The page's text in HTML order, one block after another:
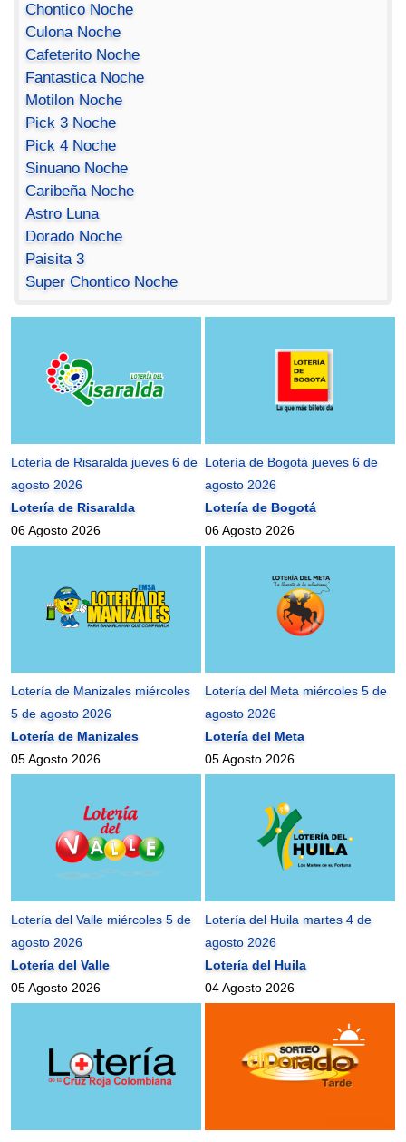
Chontico Noche
Culona Noche
Cafeterito Noche
Fantastica Noche
Motilon Noche
Pick 3 Noche
Pick 4 Noche
Sinuano Noche
Caribeña Noche
Astro Luna
Dorado Noche
Paisita 3
Super Chontico Noche
Lotería de Risaralda jueves 6 de
agosto 2026
Lotería de Risaralda
06 Agosto 2026
Lotería de Bogotá jueves 6 de
agosto 2026
Lotería de Bogotá
06 Agosto 2026
Lotería de Manizales miércoles
5 de agosto 2026
Lotería de Manizales
05 Agosto 2026
Lotería del Meta miércoles 5 de
agosto 2026
Lotería del Meta
05 Agosto 2026
Lotería del Valle miércoles 5 de
agosto 2026
Lotería del Valle
05 Agosto 2026
Lotería del Huila martes 4 de
agosto 2026
Lotería del Huila
04 Agosto 2026